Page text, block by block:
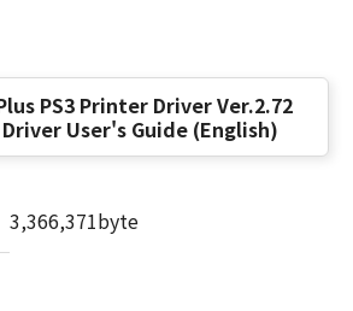
記(3)によって本契約書が終了
かに、「本ソフトウェア」およ
すべてを廃棄または消去するも
らず、本契約書第2条、第4条
第8条第4項および第10条の規
終了後も効力を有します。
PS3 Printer Driver Ver.2.72
User's Guide (English)
3,366,371byte